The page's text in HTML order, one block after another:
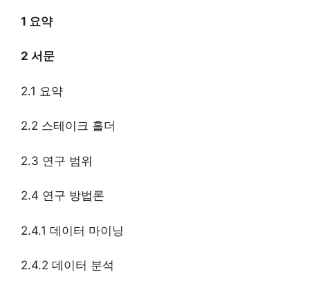
1 요약
2 서문
2.1 요약
2.2 스테이크 홀더
2.3 연구 범위
2.4 연구 방법론
2.4.1 데이터 마이닝
2.4.2 데이터 분석